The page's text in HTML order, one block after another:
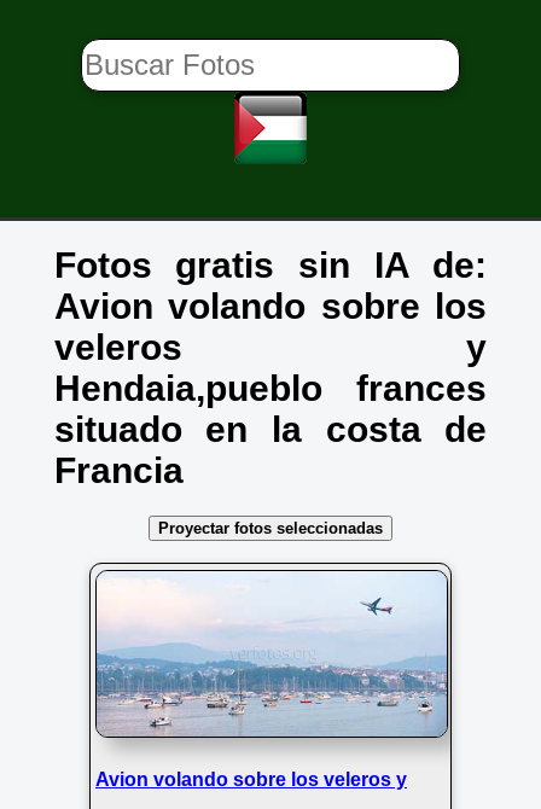
Fotos gratis sin IA de:
Avion volando sobre los
veleros y
Hendaia,pueblo frances
situado en la costa de
Francia
Proyectar fotos seleccionadas
Avion volando sobre los veleros y